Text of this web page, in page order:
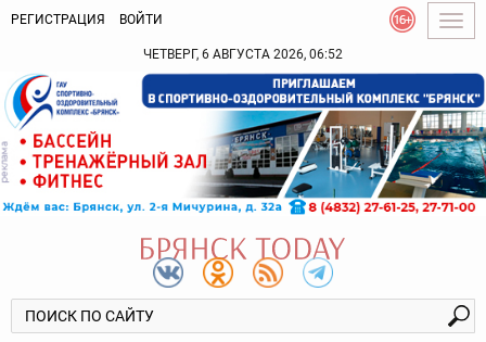
РЕГИСТРАЦИЯ ВОЙТИ
ЧЕТВЕРГ, 6 АВГУСТА 2026, 06:52